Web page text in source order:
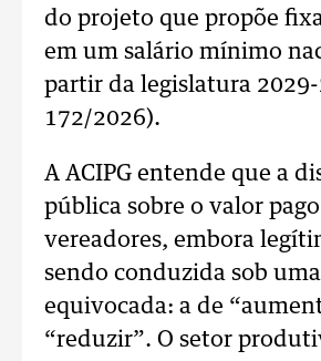
do projeto que propõe
em um salário mínimo
partir da legislatura 2029-
172/2026).
A ACIPG entende que a
pública sobre o valor
vereadores, embora
sendo conduzida sob
equivocada: a de
“reduzir”. O setor